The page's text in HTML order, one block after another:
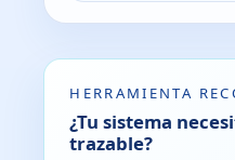
HERRAMIENTA
¿Tu sistema
trazable?